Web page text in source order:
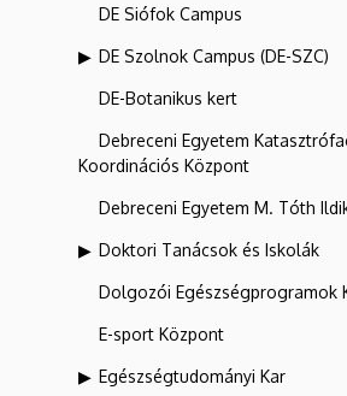
DE Siófok Campus
DE Szolnok Campus (DE-SZC)
DE-Botanikus kert
Debreceni Egyetem
Koordinációs Központ
Debreceni Egyetem M. Tóth
Doktori Tanácsok és Iskolák
Dolgozói Egészségprogramok
E-sport Központ
Egészségtudományi Kar